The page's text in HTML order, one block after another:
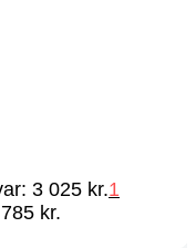
3 025 kr.1
kr.